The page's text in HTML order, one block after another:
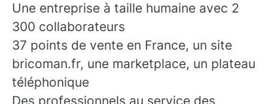
Une entreprise à taille humaine avec 2
300 collaborateurs
37 points de vente en France, un site
bricoman.fr, une marketplace, un plateau
téléphonique
Des professionnels au service des